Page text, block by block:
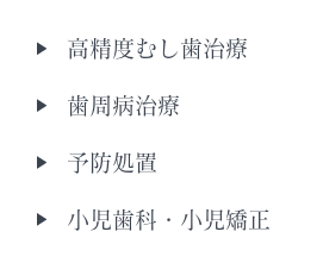
高精度むし歯治療
歯周病治療
予防処置
小児歯科・小児矯正